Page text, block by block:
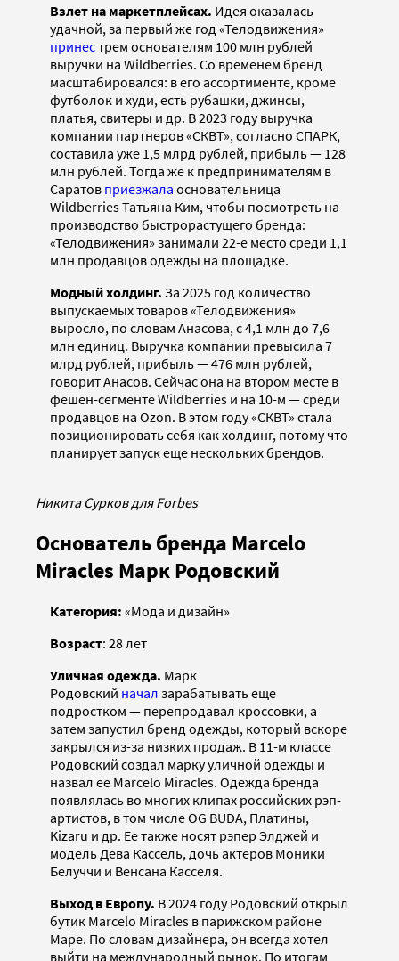
Взлет на маркетплейсах. Идея оказалась
удачной, за первый же год «Телодвижения»
принестрем основателям 100 млн рублей
выручки на Wildberries. Со временем бренд
масштабировался: в его ассортименте, кроме
футболок и худи, есть рубашки, джинсы,
платья, свитеры и др. В 2023 году выручка
компании партнеров «СКВТ», согласно СПАРК,
составила уже 1,5 млрд рублей, прибыль — 128
млн рублей. Тогда же к предпринимателям в
Саратов приезжала основательница
Wildberries Татьяна Ким, чтобы посмотреть на
производство быстрорастущего бренда:
«Телодвижения» занимали 22-е место среди 1,1
млн продавцов одежды на площадке.
Модный холдинг. За 2025 год количество
выпускаемых товаров «Телодвижения»
выросло, по словам Анасова, с 4,1 млн до 7,6
млн единиц. Выручка компании превысила 7
млрд рублей, прибыль — 476 млн рублей,
говорит Анасов. Сейчас она на втором месте в
фешен-сегменте Wildberries и на 10-м — среди
продавцов на Ozon. В этом году «СКВТ» стала
позиционировать себя как холдинг, потому что
планирует запуск еще нескольких брендов.
Никита Сурков для Forbes
Основатель бренда Marcelo
Miracles Марк Родовский
Категория: «Мода и дизайн»
Возраст: 28 лет
Уличная одежда. Марк
Родовский начал зарабатывать еще
подростком — перепродавал кроссовки, а
затем запустил бренд одежды, который вскоре
закрылся из-за низких продаж. В 11-м классе
Родовский создал марку уличной одежды и
назвал ее Marcelo Miracles. Одежда бренда
появлялась во многих клипах российских рэп-
артистов, в том числе OG BUDA, Платины,
Kizaru и др. Ее также носят рэпер Элджей и
модель Дева Кассель, дочь актеров Моники
Белуччи и Венсана Касселя.
Выход в Европу. В 2024 году Родовский открыл
бутик Marcelo Miracles в парижском районе
Маре. По словам дизайнера, он всегда хотел
выйти на международный рынок. По итогам